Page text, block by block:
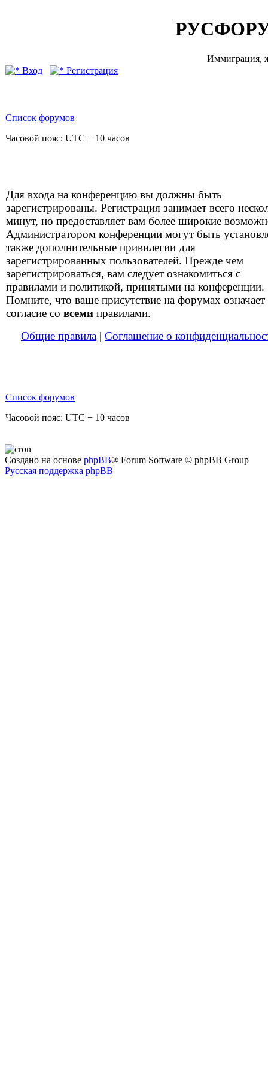
Иммиграция,
Вход
Регистрация
Список форумов
Часовой пояс: UTC + 10 часов
Для входа на конференцию вы должны быть
зарегистрированы. Регистрация занимает всего
минут, но предоставляет вам более широкие
Администратором конференции могут быть
также дополнительные привилегии для
зарегистрированных пользователей. Прежде чем
зарегистрироваться, вам следует ознакомиться с
правилами и политикой, принятыми на конференции.
Помните, что ваше присутствие на форумах означает
согласие со всеми правилами.
Общие правила | Соглашение о
Список форумов
Часовой пояс: UTC + 10 часов
Создано на основе phpBB® Forum Software © phpBB Group
Русская поддержка phpBB